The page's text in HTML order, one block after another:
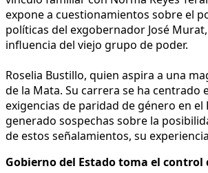
expone a cuestionamientos sobre el
políticas del exgobernador José
influencia del viejo grupo de poder.
Roselia Bustillo, quien aspira a una
de la Mata. Su carrera se ha
exigencias de paridad de género en
generado sospechas sobre la
de estos señalamientos, su
Gobierno del Estado toma el control